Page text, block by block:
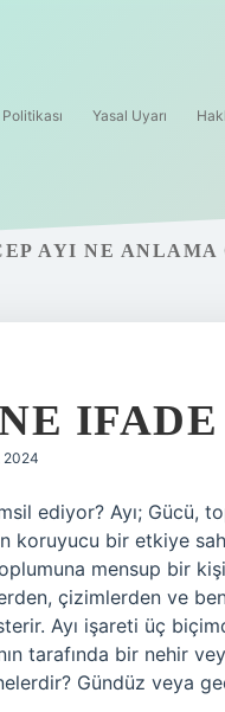
Yasal Uyarı
AYI NE ANLAMA
2024
ediyor? Ayı; Gücü,
koruyucu bir etkiye
mensup bir
çizimlerden ve
Ayı işareti üç
tarafında bir nehir
Gündüz veya